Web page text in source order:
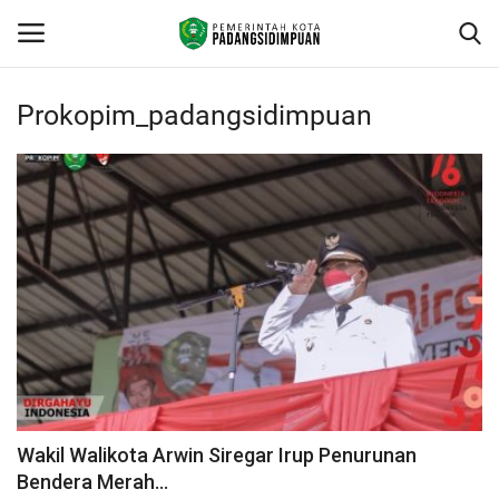
Beranda
KONTAK
Contact
arcgis
PROFILE
GEOGRAFIS DAERAH
DEMOGRAFI
Prokopim_padangsidimpuan
Wakil Walikota Arwin Siregar Irup Penurunan
Bendera Merah...